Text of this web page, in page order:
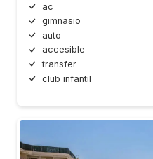
ac
gimnasio
auto
accesible
transfer
club infantil